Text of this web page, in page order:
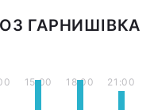
ГАРНИШІВКА
15:00 18:00 21:00